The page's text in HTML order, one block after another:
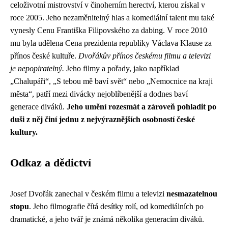
celoživotní mistrovství v činoherním herectví, kterou získal v
roce 2005. Jeho nezaměnitelný hlas a komediální talent mu také
vynesly Cenu Františka Filipovského za dabing. V roce 2010
mu byla udělena Cena prezidenta republiky Václava Klause za
přínos české kultuře. Dvořákův přínos českému filmu a televizi
je nepopiratelný. Jeho filmy a pořady, jako například
„Chalupáři“, „S tebou mě baví svět“ nebo „Nemocnice na kraji
města“, patří mezi divácky nejoblíbenější a dodnes baví
generace diváků. Jeho umění rozesmát a zároveň pohladit po
duši z něj činí jednu z nejvýraznějších osobností české
kultury.
Odkaz a dědictví
Josef Dvořák zanechal v českém filmu a televizi nesmazatelnou
stopu. Jeho filmografie čítá desítky rolí, od komediálních po
dramatické, a jeho tvář je známá několika generacím diváků.